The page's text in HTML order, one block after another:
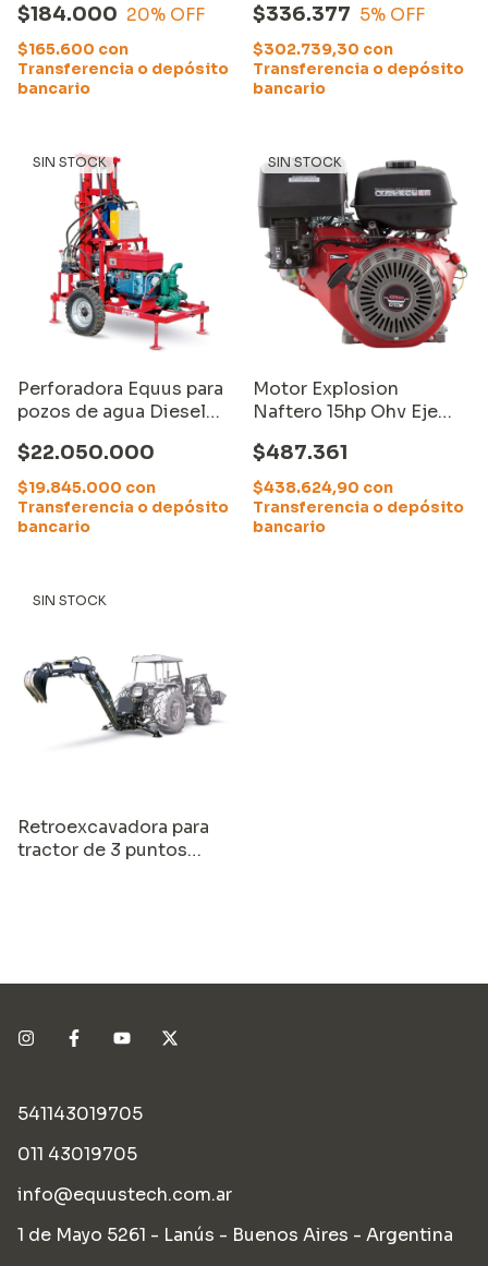
$184.000 20% OFF
$165.600 con
Transferencia o depósito
bancario
$336.377 5% OFF
$302.739,30 con
Transferencia o depósito
bancario
SIN STOCK
Perforadora Equus para
pozos de agua Diesel
$22.050.000
$19.845.000 con
Transferencia o depósito
bancario
SIN STOCK
Motor Explosion
Naftero 15hp Ohv Eje
$487.361
$438.624,90 con
Transferencia o depósito
bancario
SIN STOCK
Retroexcavadora para
tractor de 3 puntos
541143019705
011 43019705
info@equustech.com.ar
1 de Mayo 5261 - Lanús - Buenos Aires - Argentina